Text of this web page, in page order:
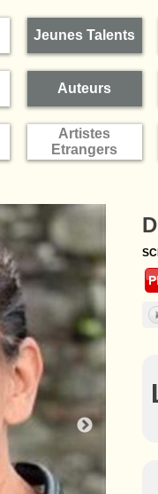
Jeunes Talents
Auteurs
Artistes
Etrangers